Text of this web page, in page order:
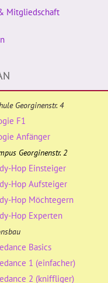
Mitgliedschaft
Georginenstr. 4
F1
Anfänger
Georginenstr. 2
Hop Einsteiger
Hop Aufsteiger
Hop Möchtegern
Hop Experten
Basics
1 (einfacher)
2 (kniffliger)